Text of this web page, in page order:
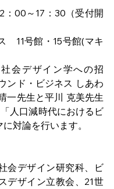
：00～17：30（受付開
11号館・15号館(マキ
会デザイン学への招
ンド・ビジネス しあわ
一先生と平川 克美先生
人口減時代におけるビ
対論を行います。
会デザイン研究科、ビ
デザイン立教会、21世